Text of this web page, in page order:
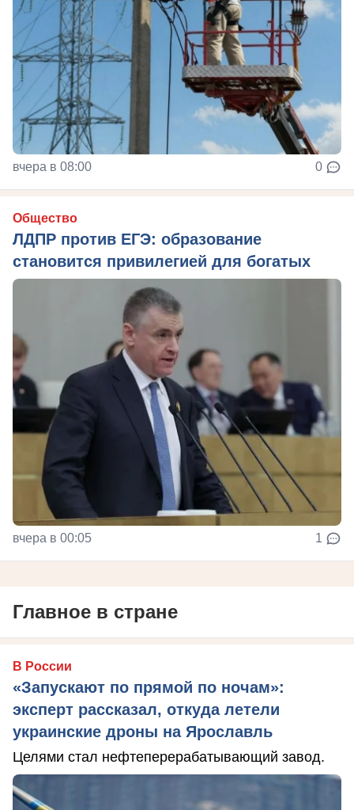
вчера в 08:00 0
Общество
ЛДПР против ЕГЭ: образование
становится привилегией для богатых
вчера в 00:05 1
Главное в стране
В России
«Запускают по прямой по ночам»:
эксперт рассказал, откуда летели
украинские дроны на Ярославль
Целями стал нефтеперерабатывающий завод.